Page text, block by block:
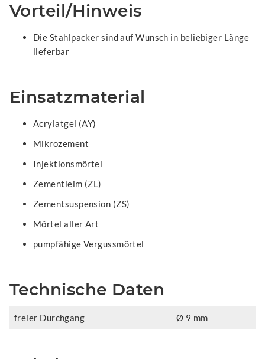
Vorteil/Hinweis
Die Stahlpacker sind auf Wunsch in beliebiger Länge
lieferbar
Einsatzmaterial
Acrylatgel (AY)
Mikrozement
Injektionsmörtel
Zementleim (ZL)
Zementsuspension (ZS)
Mörtel aller Art
pumpfähige Vergussmörtel
Technische Daten
freier Durchgang Ø 9 mm